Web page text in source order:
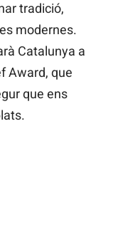
tradició,
modernes.
Catalunya a
Award, que
que ens